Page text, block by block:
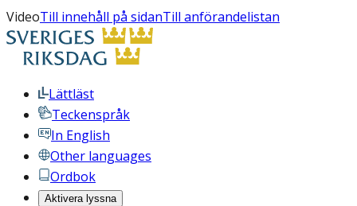
VideoTill innehåll på sidanTill anförandelistan
Lättläst
Teckenspråk
In English
Other languages
Ordbok
Aktivera lyssna